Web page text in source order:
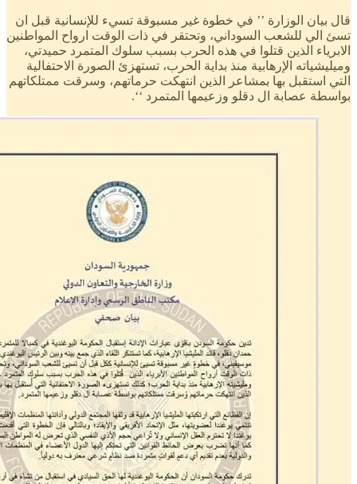
قال بيان الوزارة ’’ في خطوة غير مسبوقة تسيء للإنسانية قبل ان
تسئ الي للشعب السوداني، وتحتقر في ذات الوقت ارواح المواطنين
الابرياء الذين قتلوا في هذه الحرب بسبب سلوك المتمرد حميدتي،
وميليشياته الإرهابية منذ بداية الحرب، تستهزئ الصورة الاحتفالية
التي استقبل بها بمشاعر الذين انتهكت حرماتهم، وسرقت ممتلكاتهم
بواسطة عصابة ال دقلو وزعيمها المتمرد ‘‘.